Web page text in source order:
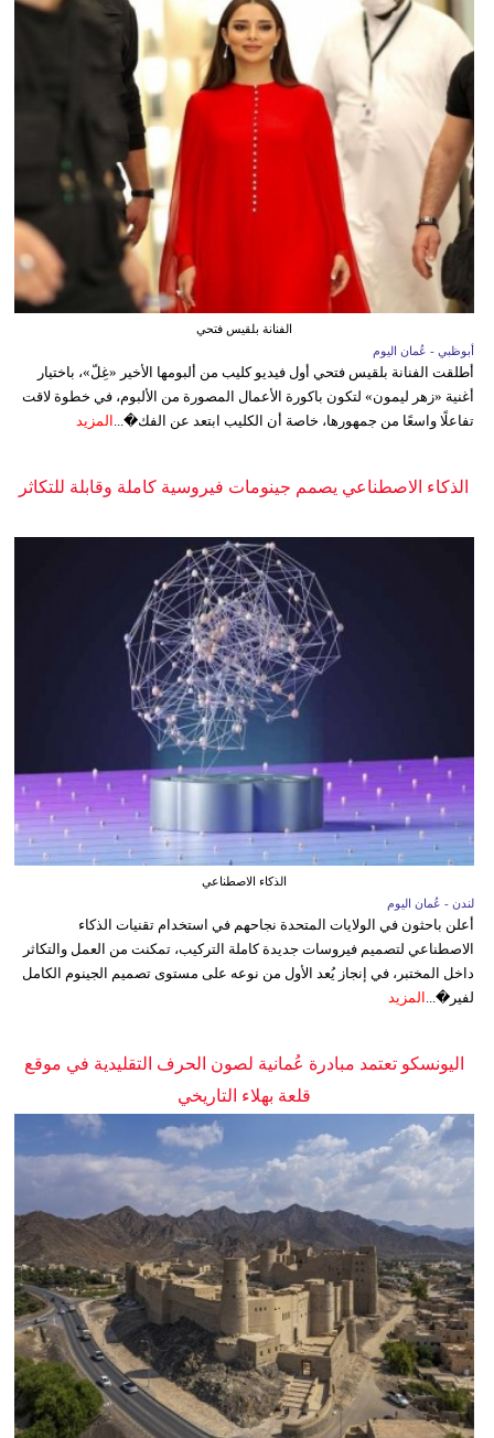
الفنانة بلقيس فتحي
أبوظبي - عُمان اليوم
أطلقت الفنانة بلقيس فتحي أول فيديو كليب من ألبومها الأخير «غِلّ»، باختيار
أغنية «زهر ليمون» لتكون باكورة الأعمال المصورة من الألبوم، في خطوة لاقت
تفاعلًا واسعًا من جمهورها، خاصة أن الكليب ابتعد عن الفك�...
المزيد
الذكاء الاصطناعي يصمم جينومات فيروسية كاملة وقابلة للتكاثر
الذكاء الاصطناعي
لندن - عُمان اليوم
أعلن باحثون في الولايات المتحدة نجاحهم في استخدام تقنيات الذكاء
الاصطناعي لتصميم فيروسات جديدة كاملة التركيب، تمكنت من العمل والتكاثر
داخل المختبر، في إنجاز يُعد الأول من نوعه على مستوى تصميم الجينوم الكامل
لفير�... المزيد
اليونسكو تعتمد مبادرة عُمانية لصون الحرف التقليدية في موقع
قلعة بهلاء التاريخي